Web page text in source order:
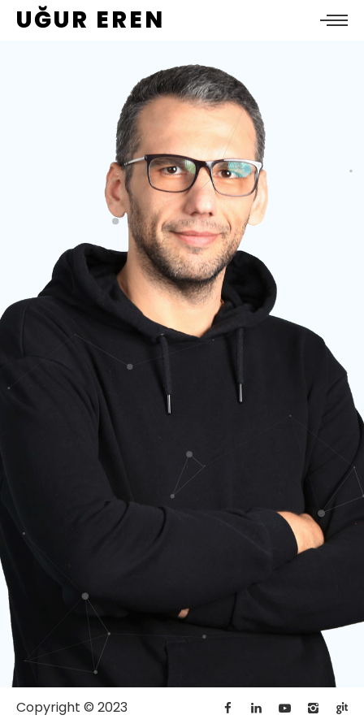
UĞUR EREN
Copyright © 2023